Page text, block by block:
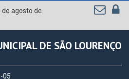
DE SÃO LOURENÇO